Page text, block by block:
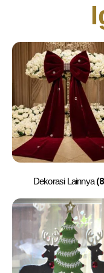
Dekorasi Lainnya